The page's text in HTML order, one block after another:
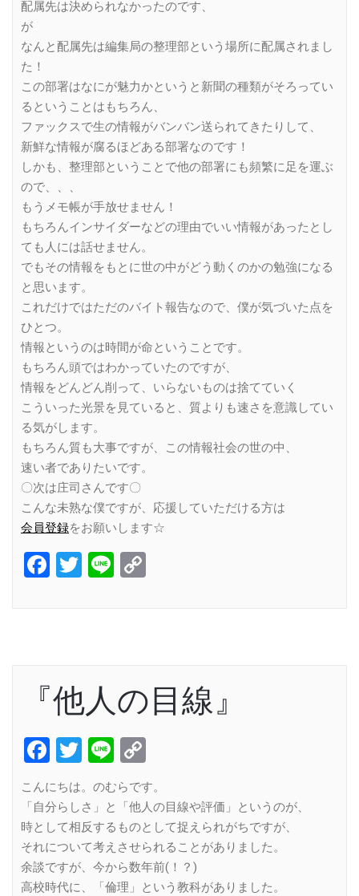
配属先は決められなかったのです、
が
なんと配属先は編集局の整理部という場所に配属されまし
た！
この部署はなにが魅力かというと新聞の種類がそろってい
るということはもちろん、
ファックスで生の情報がバンバン送られてきたりして、
新鮮な情報が腐るほどある部署なのです！
しかも、整理部ということで他の部署にも頻繁に足を運ぶ
ので、、、
もうメモ帳が手放せません！
もちろんインサイダーなどの理由でいい情報があったとし
ても人には話せません。
でもその情報をもとに世の中がどう動くのかの勉強になる
と思います。
これだけではただのバイト報告なので、僕が気づいた点を
ひとつ。
情報というのは時間が命ということです。
もちろん頭ではわかっていたのですが、
情報をどんどん削って、いらないものは捨てていく
こういった光景を見ていると、質よりも速さを意識してい
る気がします。
もちろん質も大事ですが、この情報社会の世の中、
速い者でありたいです。
〇次は庄司さんです〇
こんな未熟な僕ですが、応援していただける方は
会員登録をお願いします☆
Facebook
Twitter
Line
『他人の目線』
Facebook
Twitter
Line
Link
こんにちは。のむらです。
「自分らしさ」と「他人の目線や評価」というのが、
時として相反するものとして捉えられがちですが、
それについて考えさせられることがありました。
余談ですが、今から数年前(！？)
高校時代に、「倫理」という教科がありました。